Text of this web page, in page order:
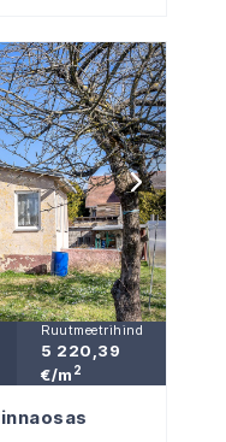
Ruutmeetrihind
5 220,39
€/m 2